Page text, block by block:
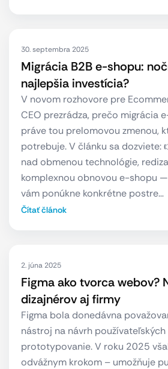
30. septembra 2025
Migrácia B2B e-shopu:
najlepšia investícia?
V novom rozhovore pre
CEO prezrádza, prečo migrácia
práve tou prelomovou zmenou,
potrebuje. V článku sa dozviete:
nad obmenou technológie,
komplexnou obnovou e-shopu
vám ponúkne konkrétne postre…
Čítať článok
2. júna 2025
Figma ako tvorca webov?
dizajnérov aj firmy
Figma bola donedávna
nástroj na návrh
prototypovanie. V roku 2025
odvážnym krokom – umožňuje